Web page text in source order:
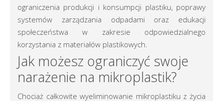
ograniczenia produkcji i konsumpcji plastiku, poprawy
systemów zarządzania odpadami oraz edukacji
społeczeństwa w zakresie odpowiedzialnego
korzystania z materiałów plastikowych.
Jak możesz ograniczyć swoje
narażenie na mikroplastik?
Chociaż całkowite wyeliminowanie mikroplastiku z życia